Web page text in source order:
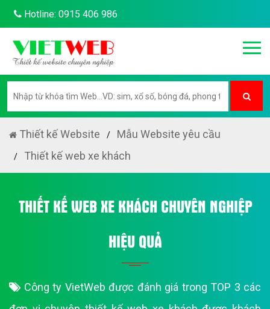
Hotline: 0915 406 986
Thiết kế Website
Mẫu Website yêu cầu
Thiết kế web xe khách
THIẾT KẾ WEB XE KHÁCH CHUYÊN NGHIỆP
HIỆU QUẢ
Công ty VietWeb được đánh giá trong TOP 3 các